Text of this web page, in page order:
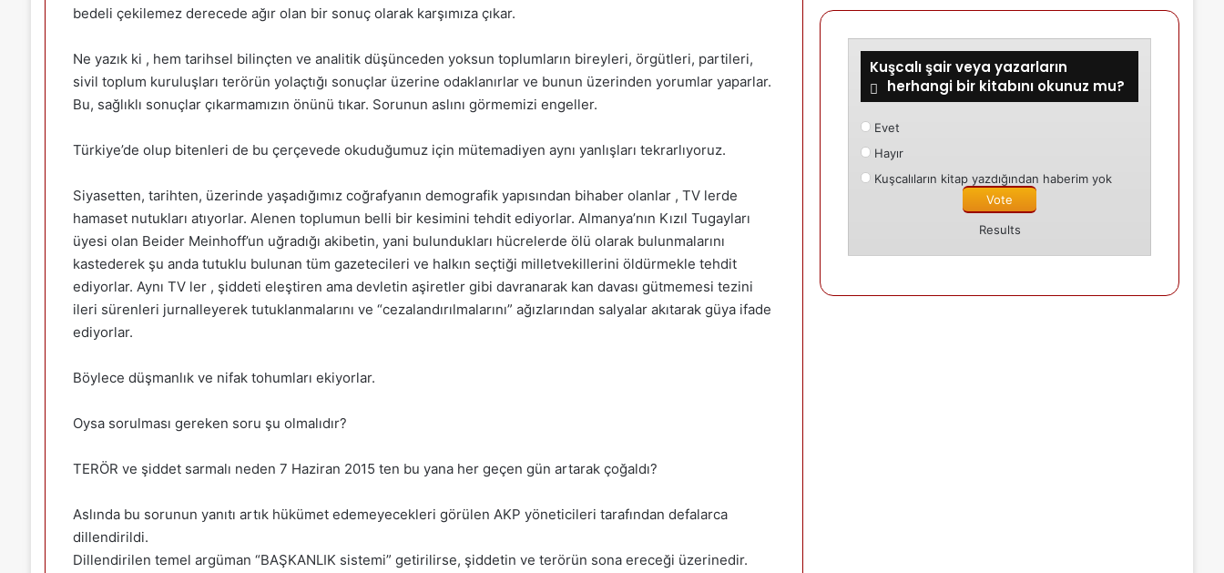
bedeli çekilemez derecede ağır olan bir sonuç olarak karşımıza çıkar.
Ne yazık ki , hem tarihsel bilinçten ve analitik düşünceden yoksun toplumların bireyleri, örgütleri, partileri,
sivil toplum kuruluşları terörün yolaçtığı sonuçlar üzerine odaklanırlar ve bunun üzerinden yorumlar yaparlar.
Bu, sağlıklı sonuçlar çıkarmamızın önünü tıkar. Sorunun aslını görmemizi engeller.
Türkiye’de olup bitenleri de bu çerçevede okuduğumuz için mütemadiyen aynı yanlışları tekrarlıyoruz.
Siyasetten, tarihten, üzerinde yaşadığımız coğrafyanın demografik yapısından bihaber olanlar , TV lerde
hamaset nutukları atıyorlar. Alenen toplumun belli bir kesimini tehdit ediyorlar. Almanya’nın Kızıl Tugayları
üyesi olan Beider Meinhoff’un uğradığı akibetin, yani bulundukları hücrelerde ölü olarak bulunmalarını
kastederek şu anda tutuklu bulunan tüm gazetecileri ve halkın seçtiği milletvekillerini öldürmekle tehdit
ediyorlar. Aynı TV ler , şiddeti eleştiren ama devletin aşiretler gibi davranarak kan davası gütmemesi tezini
ileri sürenleri jurnalleyerek tutuklanmalarını ve “cezalandırılmalarını” ağızlarından salyalar akıtarak güya ifade
ediyorlar.
Böylece düşmanlık ve nifak tohumları ekiyorlar.
Oysa sorulması gereken soru şu olmalıdır?
TERÖR ve şiddet sarmalı neden 7 Haziran 2015 ten bu yana her geçen gün artarak çoğaldı?
Aslında bu sorunun yanıtı artık hükümet edemeyecekleri görülen AKP yöneticileri tarafından defalarca
dillendirildi.
Dillendirilen temel argüman “BAŞKANLIK sistemi” getirilirse, şiddetin ve terörün sona ereceği üzerinedir.
Kuşcalı şair veya yazarların
herhangi bir kitabını okunuz mu?
Evet
Hayır
Kuşcalıların kitap yazdığından haberim yok
Results